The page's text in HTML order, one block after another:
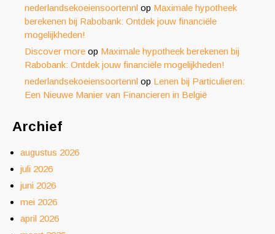
nederlandsekoeiensoortennl op Maximale hypotheek
berekenen bij Rabobank: Ontdek jouw financiële
mogelijkheden!
Discover more op Maximale hypotheek berekenen bij
Rabobank: Ontdek jouw financiële mogelijkheden!
nederlandsekoeiensoortennl op Lenen bij Particulieren:
Een Nieuwe Manier van Financieren in België
Archief
augustus 2026
juli 2026
juni 2026
mei 2026
april 2026